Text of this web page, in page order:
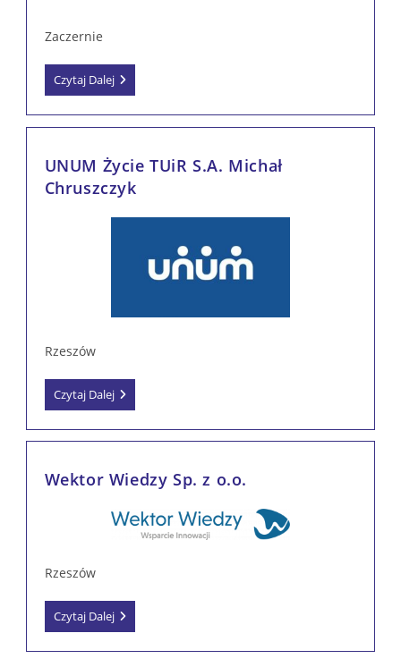
Zaczernie
Czytaj DalejProtective
Sp.
UNUM Życie TUiR S.A. Michał
Chruszczyk
Rzeszów
Czytaj DalejUNUM
Życie
Wektor Wiedzy Sp. z o.o.
Rzeszów
Czytaj DalejWektor
Wiedzy